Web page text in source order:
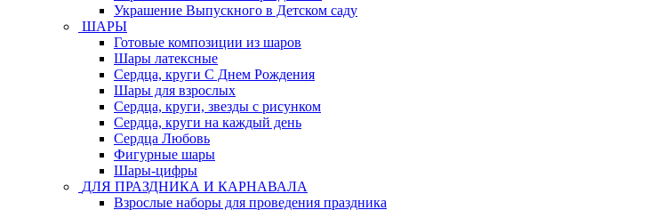
Украшение Выпускного в Детском саду
ШАРЫ
Готовые композиции из шаров
Шары латексные
Сердца, круги С Днем Рождения
Шары для взрослых
Сердца, круги, звезды с рисунком
Сердца, круги на каждый день
Сердца Любовь
Фигурные шары
Шары-цифры
ДЛЯ ПРАЗДНИКА И КАРНАВАЛА
Взрослые наборы для проведения праздника